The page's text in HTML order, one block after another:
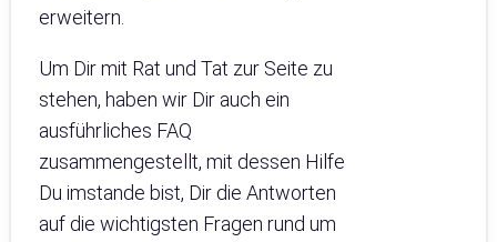
erweitern.
Um Dir mit Rat und Tat zur Seite zu
stehen, haben wir Dir auch ein
ausführliches FAQ
zusammengestellt, mit dessen Hilfe
Du imstande bist, Dir die Antworten
auf die wichtigsten Fragen rund um